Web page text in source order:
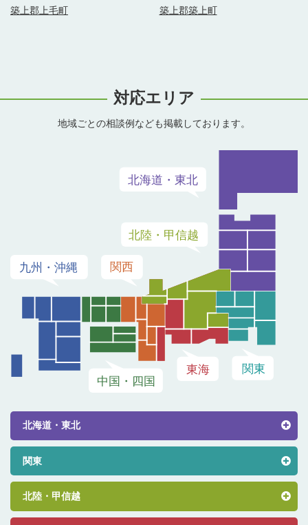
築上郡上毛町
築上郡築上町
対応エリア
地域ごとの相談例なども掲載しております。
北海道・東北
関東
北陸・甲信越